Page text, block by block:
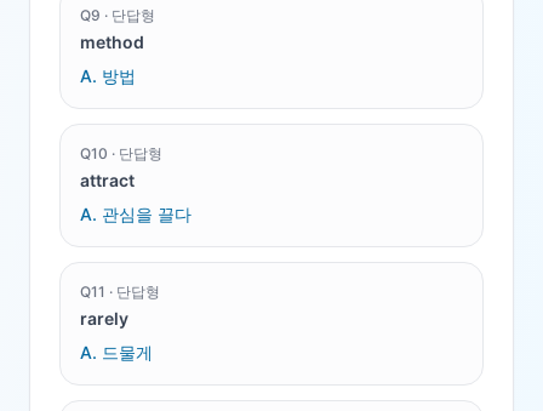
Q9 · 단답형
method
A. 방법
Q10 · 단답형
attract
A. 관심을 끌다
Q11 · 단답형
rarely
A. 드물게